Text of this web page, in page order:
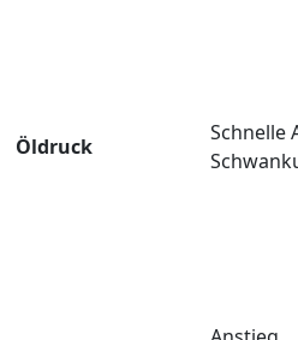
Öldruck
Schnelle